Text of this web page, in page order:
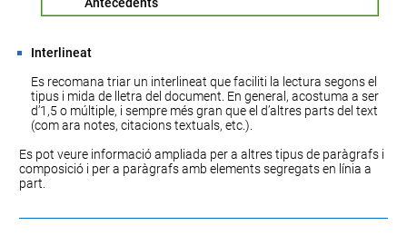
Antecedents
Interlineat
Es recomana triar un interlineat que faciliti la lectura segons el
tipus i mida de lletra del document. En general, acostuma a ser
d’1,5 o múltiple, i sempre més gran que el d’altres parts del text
(com ara notes,citacions textuals, etc.).
Es pot veure informació ampliada per aaltres tipus de paràgrafs i
composició i per a paràgrafs amb elements segregats en línia a
part.